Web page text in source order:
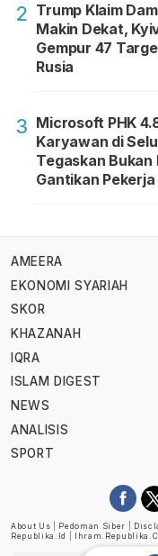
2 Trump Klaim
Makin Dekat,
Gempur 47
Rusia
3 Microsoft PHK
Karyawan di
Tegaskan Bukan
Gantikan Pekerja
AMEERA
EKONOMI SYARIAH
SKOR
KHAZANAH
IQRA
ISLAM DIGEST
NEWS
ANALISIS
SPORT
About Us Pedoman Siber
Republika.id